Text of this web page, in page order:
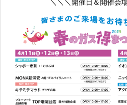
＼＼＼開催日＆開催会